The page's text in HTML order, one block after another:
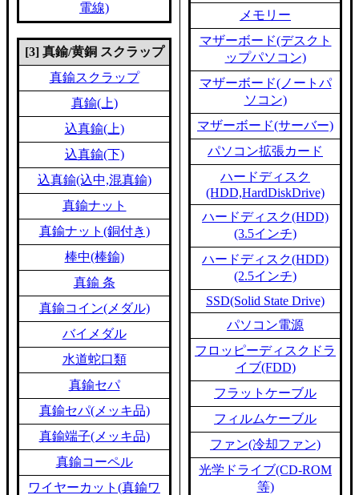
電線)
[3] 真鍮/黄銅 スクラップ
真鍮スクラップ
真鍮(上)
込真鍮(上)
込真鍮(下)
込真鍮(込中,混真鍮)
真鍮ナット
真鍮ナット(銅付き)
棒中(棒鍮)
真鍮 条
真鍮コイン(メダル)
バイメダル
水道蛇口類
真鍮セパ
真鍮セパ(メッキ品)
真鍮端子(メッキ品)
真鍮コーペル
ワイヤーカット(真鍮ワ
メモリー
マザーボード(デスクト
ップパソコン)
マザーボード(ノートパ
ソコン)
マザーボード(サーバー)
パソコン拡張カード
ハードディスク
(HDD,HardDiskDrive)
ハードディスク(HDD)
(3.5インチ)
ハードディスク(HDD)
(2.5インチ)
SSD(Solid State Drive)
パソコン電源
フロッピーディスクドラ
イブ(FDD)
フラットケーブル
フィルムケーブル
ファン(冷却ファン)
光学ドライブ(CD-ROM
等)